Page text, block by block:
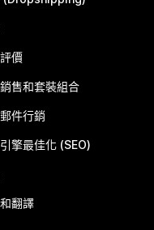
價
售和套裝組合
件行銷
擎最佳化 (SEO)
翻譯